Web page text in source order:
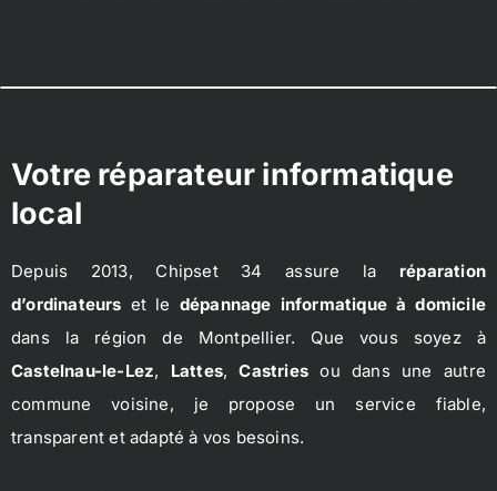
Votre réparateur informatique
local
Depuis 2013, Chipset 34 assure la réparation
d’ordinateurs et le dépannage informatique à domicile
dans la région de Montpellier. Que vous soyez à
Castelnau-le-Lez, Lattes,Castries ou dans une autre
commune voisine, je propose un service fiable,
transparent et adapté à vos besoins.